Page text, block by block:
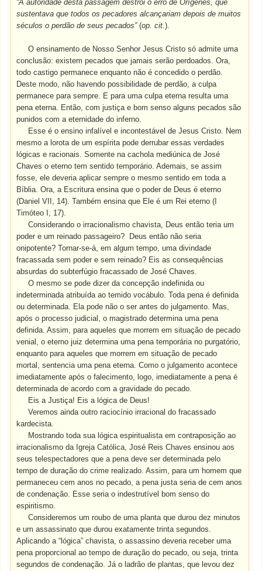
“A autoridade desta passagem destrói o erro de Orígenes, que
sustentava que todos os pecadores alcançariam depois de muitos
séculos o perdão de seus pecados”(op. cit.).
O ensinamento de Nosso Senhor Jesus Cristo só admite uma
conclusão: existem pecados que jamais serão perdoados. Ora,
todo castigo permanece enquanto não é concedido o perdão.
Deste modo, não havendo possibilidade de perdão, a culpa
permanece para sempre. E para uma culpa eterna resulta uma
pena eterna. Então, com justiça e bom senso alguns pecados são
punidos com a eternidade do inferno.
Esse é o ensino infalível e incontestável de Jesus Cristo. Nem
mesmo a lorota de um espírita pode derrubar essas verdades
lógicas e racionais. Somente na cachola mediúnica de José
Chaves o eterno tem sentido temporário. Ademais, se assim
fosse, ele deveria aplicar sempre o mesmo sentido em toda a
Bíblia. Ora, a Escritura ensina que o poder de Deus é eterno
(Daniel VII, 14). Também ensina que Ele é um Rei eterno (I
Timóteo I, 17).
Considerando o irracionalismo chavista, Deus então teria um
poder e um reinado passageiro? Deus então não seria
onipotente? Tornar-se-á, em algum tempo, uma divindade
fracassada sem poder e sem reinado? Eis as consequências
absurdas do subterfúgio fracassado de José Chaves.
O mesmo se pode dizer da concepção indefinida ou
indeterminada atribuída ao temido vocábulo. Toda pena é definida
ou determinada. Ela pode não o ser antes do julgamento. Mas,
após o processo judicial, o magistrado determina uma pena
definida. Assim, para aqueles que morrem em situação de pecado
venial, o eterno juiz determina uma pena temporária no purgatório,
enquanto para aqueles que morrem em situação de pecado
mortal, sentencia uma pena eterna. Como o julgamento acontece
imediatamente após o falecimento, logo, imediatamente a pena é
determinada de acordo com a gravidade do pecado.
Eis a Justiça! Eis a lógica de Deus!
Veremos ainda outro raciocínio irracional do fracassado
kardecista.
Mostrando toda sua lógica espiritualista em contraposição ao
irracionalismo da Igreja Católica, José Reis Chaves ensinou aos
seus telespectadores que a pena deve ser determinada pelo
tempo de duração do crime realizado. Assim, para um homem que
permaneceu cem anos no pecado, a pena justa seria de cem anos
de condenação. Esse seria o indestrutível bom senso do
espiritismo.
Consideremos um roubo de uma planta que durou dez minutos
e um assassinato que durou exatamente trinta segundos.
Aplicando a “lógica” chavista, o assassino deveria receber uma
pena proporcional ao tempo de duração do pecado, ou seja, trinta
segundos de condenação. Já o ladrão de plantas, que levou dez